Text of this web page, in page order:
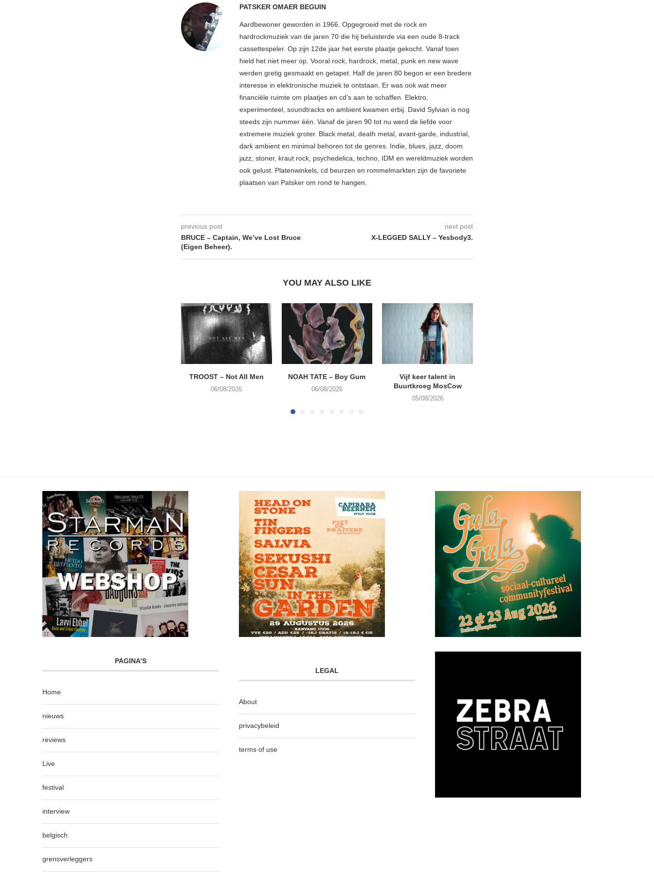
PATSKER OMAER BEGUIN
Aardbewoner geworden in 1966. Opgegroeid met de rock en
hardrockmuziek van de jaren 70 die hij beluisterde via een oude 8-track
cassettespeler. Op zijn 12de jaar het eerste plaatje gekocht. Vanaf toen
hield het niet meer op. Vooral rock, hardrock, metal, punk en new wave
werden gretig gesmaakt en getapet. Half de jaren 80 begon er een bredere
interesse in elektronische muziek te ontstaan. Er was ook wat meer
financiële ruimte om plaatjes en cd’s aan te schaffen. Elektro,
experimenteel, soundtracks en ambient kwamen erbij. David Sylvian is nog
steeds zijn nummer één. Vanaf de jaren 90 tot nu werd de liefde voor
extremere muziek groter. Black metal, death metal, avant-garde, industrial,
dark ambient en minimal behoren tot de genres. Indie, blues, jazz, doom
jazz, stoner, kraut rock, psychedelica, techno, IDM en wereldmuziek worden
ook gelust. Platenwinkels, cd beurzen en rommelmarkten zijn de favoriete
plaatsen van Patsker om rond te hangen.
previous post
BRUCE – Captain, We’ve Lost Bruce
(Eigen Beheer).
next post
X-LEGGED SALLY – Yesbody3.
YOU MAY ALSO LIKE
TROOST – Not All Men
06/08/2026
NOAH TATE – Boy Gum
06/08/2026
Vijf keer talent in
Buurtkroeg MosCow
05/08/2026
PAGINA’S
Home
nieuws
reviews
Live
festival
interview
belgisch
grensverleggers
LEGAL
About
privacybeleid
terms of use